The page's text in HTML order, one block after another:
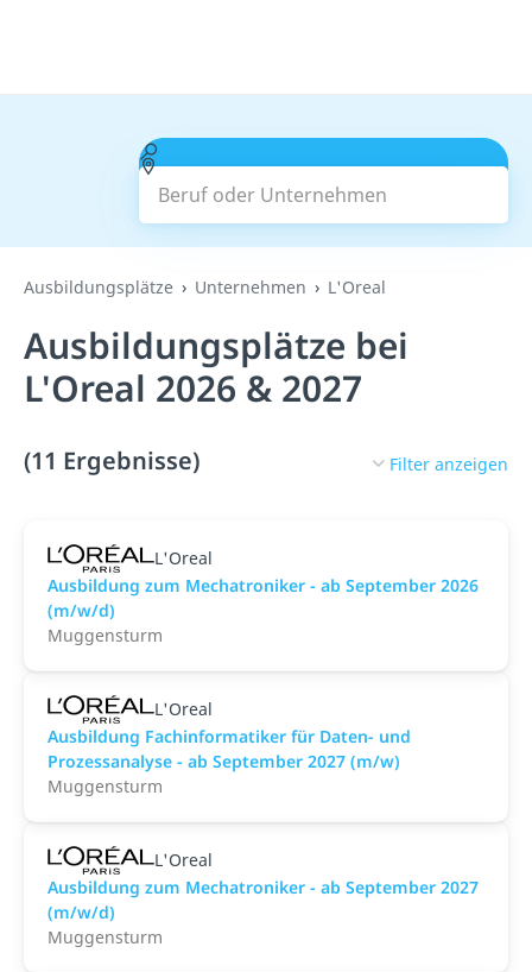
Beruf oder Unternehmen
Suchen
Ausbildungsplätze Unternehmen L'Oreal
Ausbildungsplätze bei
L'Oreal 2026 & 2027
(11 Ergebnisse) Filter anzeigen
L'Oreal
Ausbildung zum Mechatroniker - ab September 2026
(m/w/d)
Muggensturm
L'Oreal
Ausbildung Fachinformatiker für Daten- und
Prozessanalyse - ab September 2027 (m/w)
Muggensturm
L'Oreal
Ausbildung zum Mechatroniker - ab September 2027
(m/w/d)
Muggensturm